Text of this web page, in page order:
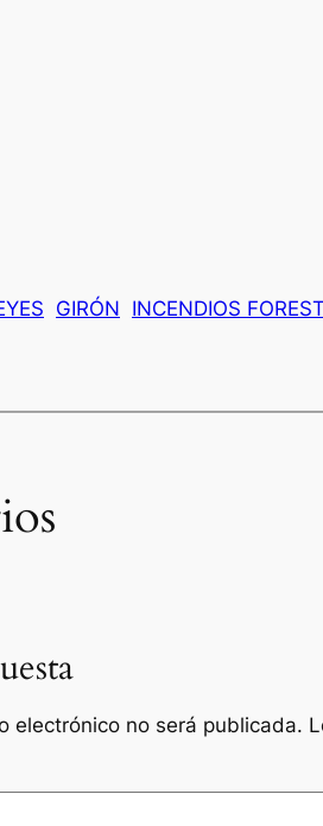
GIRÓN INCENDIOS
electrónico no será publicada.